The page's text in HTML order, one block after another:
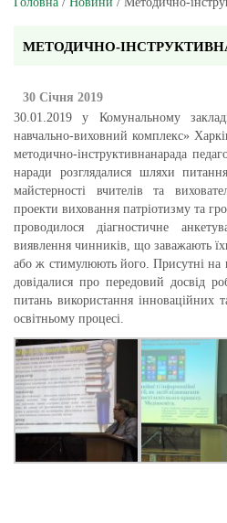
МЕТОДИЧНО-
30 Січня 2019
30.01.2019 у Комунальному
навчально-виховний комплекс»
методично-інструктивнанарада
наради розглядалися шляхи
майстерності вчителів та
проекти виховання патріотизму та
проводилося діагностичне
виявлення чинників, що заважають
або ж стимулюють його. Присутні на
довідалися про передовий досвід
питань використання інноваційних
освітньому процесі.